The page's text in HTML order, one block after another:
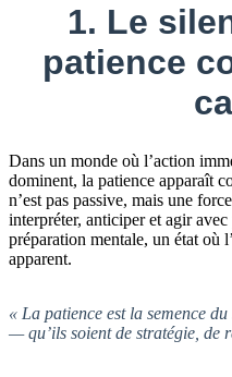
1. Le
patience
Dans un monde où l’action
dominent, la patience apparaît
n’est pas passive, mais une
interpréter, anticiper et agir
préparation mentale, un état où
apparent.
« La patience est la semence
— qu’ils soient de stratégie, de